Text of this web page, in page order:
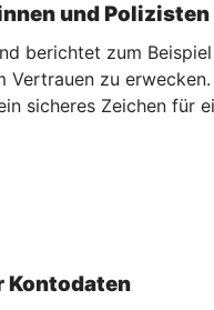
und Polizisten
berichtet zum
Vertrauen zu
sicheres Zeichen für
Kontodaten